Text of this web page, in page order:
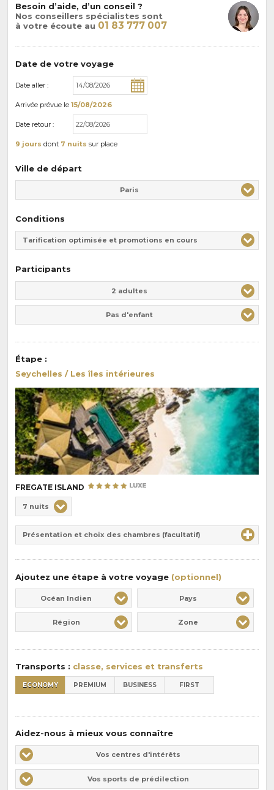
Besoin d’aide, d’un conseil ?
Nos conseillers spécialistes sont
à votre écoute au 01 83 777 007
Date de votre voyage
Date aller :
Arrivée prévue le 15/08/2026
Date retour :
9 jours dont 7 nuits sur place
Ville de départ
Paris
Conditions
Tarification optimisée et promotions en cours
Participants
2 adultes
Pas d'enfant
Étape :
Seychelles / Les îles intérieures
FREGATE ISLAND
de
pension
:
Durée
7 nuits
Présentation et choix des chambres (facultatif)
Ajoutez une étape à votre voyage (optionnel)
Océan Indien Pays
Région Zone
Transports : classe, services et transferts
ECONOMY PREMIUM BUSINESS FIRST
Aidez-nous à mieux vous connaître
Vos
centres
d'intérêts
Vos centres d'intérêts
Vos
Vos sports de prédilection